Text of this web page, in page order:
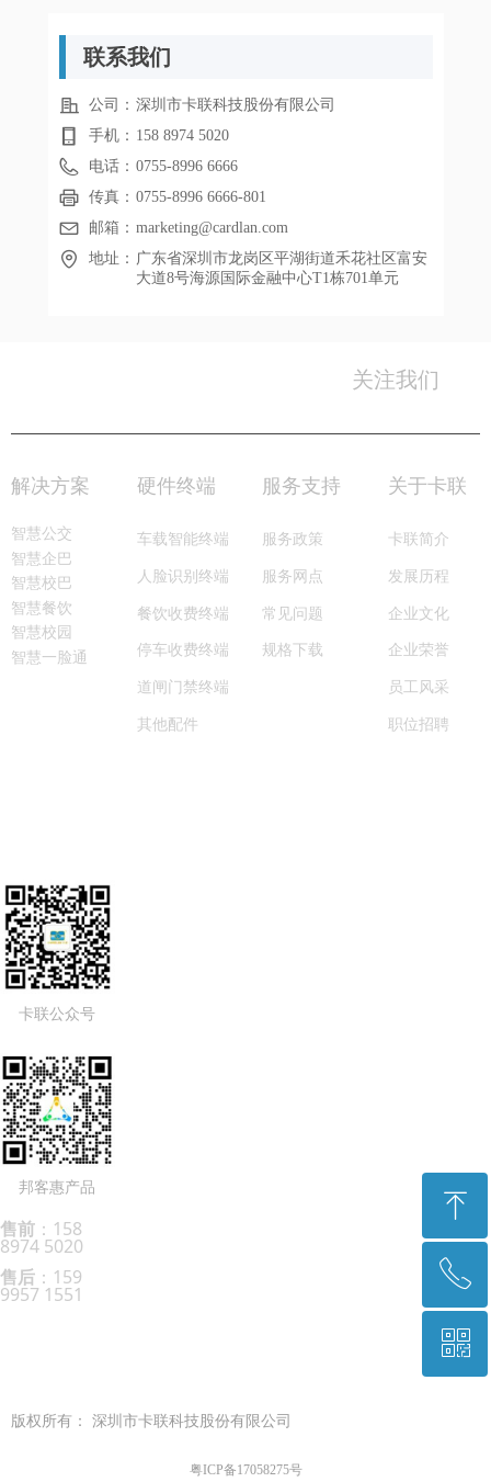
联系我们
公司： 深圳市卡联科技股份有限公司
手机： 158 8974 5020
电话： 0755-8996 6666
传真： 0755-8996 6666-801
邮箱： marketing@cardlan.com
地址： 广东省深圳市龙岗区平湖街道禾花社区富安
大道8号海源国际金融中心T1栋701单元
关注我们
版权所有： 深圳市卡联科技股份有限公司
智慧公交
智慧企巴
智慧校巴
智慧餐饮
智慧校园
智慧一脸通
解决方案 硬件终端
车载智能终端
人脸识别终端
餐饮收费终端
停车收费终端
道闸门禁终端
其他配件
服务支持
服务政策
服务网点
常见问题
规格下载
关于卡联
卡联简介
发展历程
企业文化
企业荣誉
员工风采
职位招聘
卡联公众号
邦客惠产品
售前 ：158
8974 5020
售后 ：159
9957 1551
粤ICP备17058275号
ꁸ
回到顶部
ꂅ
0755-8996 6666
ꀥ